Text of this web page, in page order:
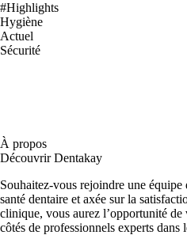
#Highlights
Hygiène
Actuel
Sécurité
À propos
Découvrir Dentakay
Souhaitez-vous rejoindre une équipe
santé dentaire et axée sur la
clinique, vous aurez l’opportunité
côtés de professionnels experts dans